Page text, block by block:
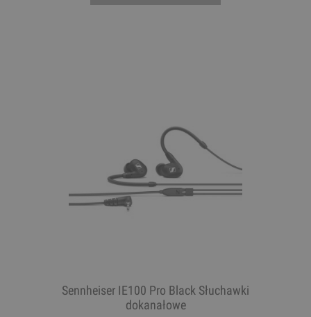
Sennheiser IE100 Pro Black Słuchawki
dokanałowe